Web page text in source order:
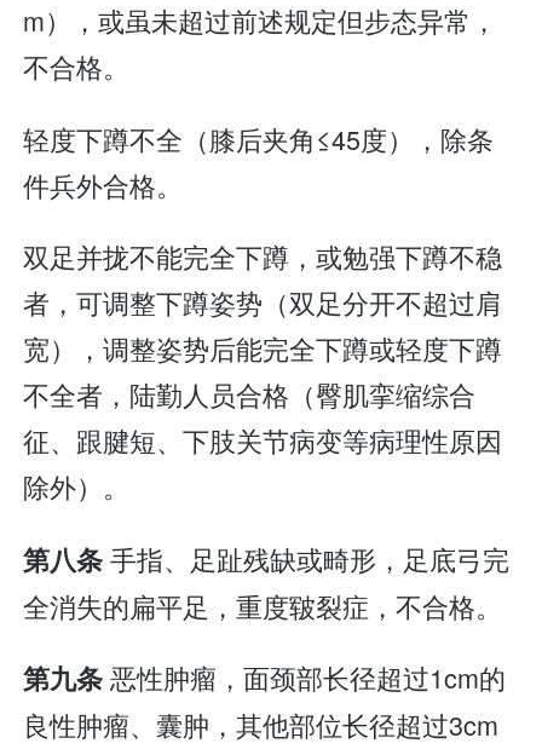
m），或虽未超过前述规定但步态异常，
不合格。
轻度下蹲不全（膝后夹角≤45度），除条
件兵外合格。
双足并拢不能完全下蹲，或勉强下蹲不稳
者，可调整下蹲姿势（双足分开不超过肩
宽），调整姿势后能完全下蹲或轻度下蹲
不全者，陆勤人员合格（臀肌挛缩综合
征、跟腱短、下肢关节病变等病理性原因
除外）。
第八条手指、足趾残缺或畸形，足底弓完
全消失的扁平足，重度皲裂症，不合格。
第九条恶性肿瘤，面颈部长径超过1cm的
良性肿瘤、囊肿，其他部位长径超过3cm